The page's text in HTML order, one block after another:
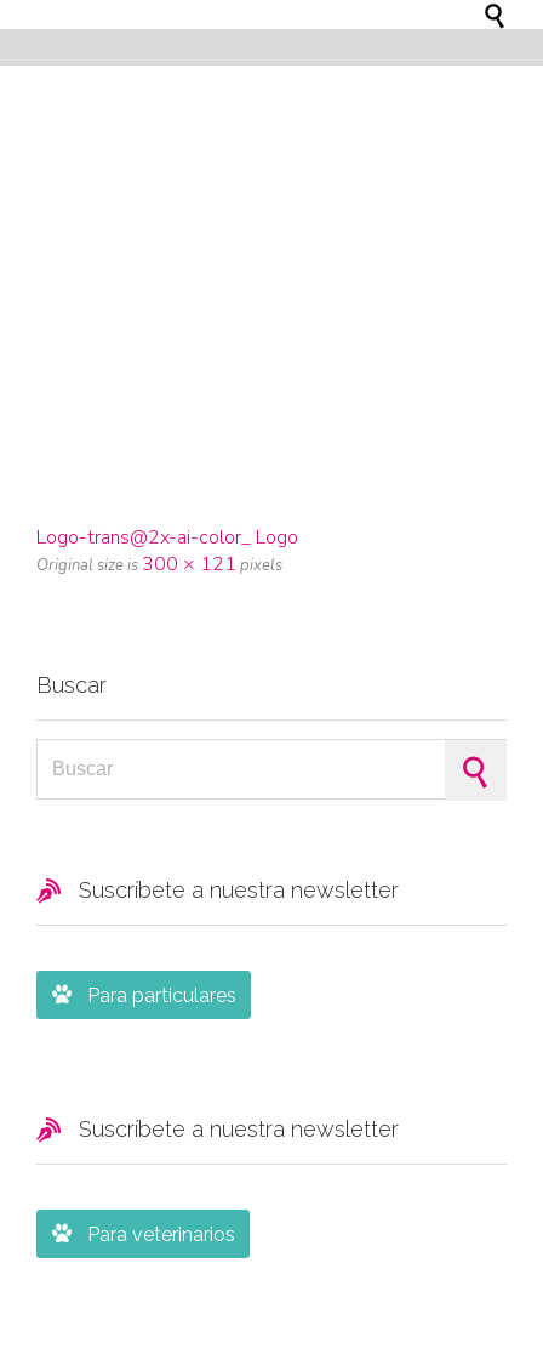

Logo-trans@2x-ai-color_ Logo
Original size is 300 × 121 pixels
Buscar
 Suscríbete a nuestra newsletter
 Para particulares
 Suscríbete a nuestra newsletter
 Para veterinarios